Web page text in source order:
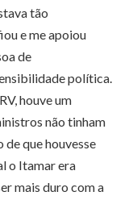
tão
e me apoiou
de
política.
houve um
não tinham
que houvesse
o Itamar era
mais duro com a